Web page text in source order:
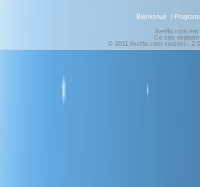
Bienvenue
liveffn.com
Ce site
© 2011 liveffn.com version :